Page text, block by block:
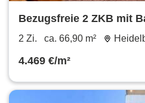
Bezugsfreie 2 ZKB mit
verkehrsgünstiger Lage
2 Zi. ca. 66,90 m²
4.469 €/m²